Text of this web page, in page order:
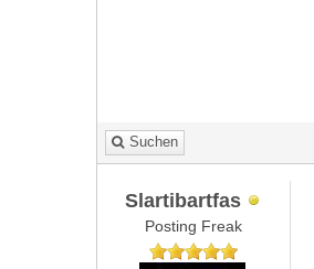
Suchen
Slartibartfas
Posting Freak